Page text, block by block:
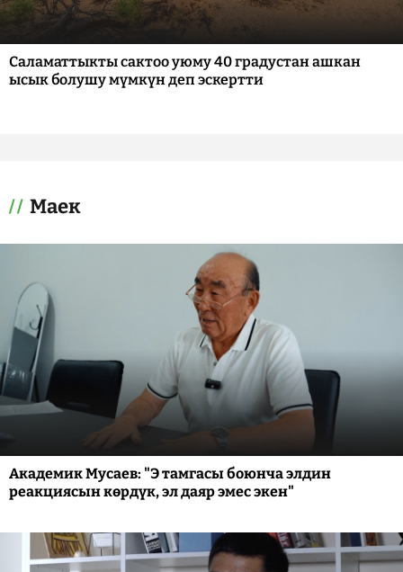
Саламаттыкты сактоо уюму 40 градустан ашкан
ысык болушу мүмкүн деп эскертти
Маек
Академик Мусаев: "Э тамгасы боюнча элдин
реакциясын көрдүк, эл даяр эмес экен"